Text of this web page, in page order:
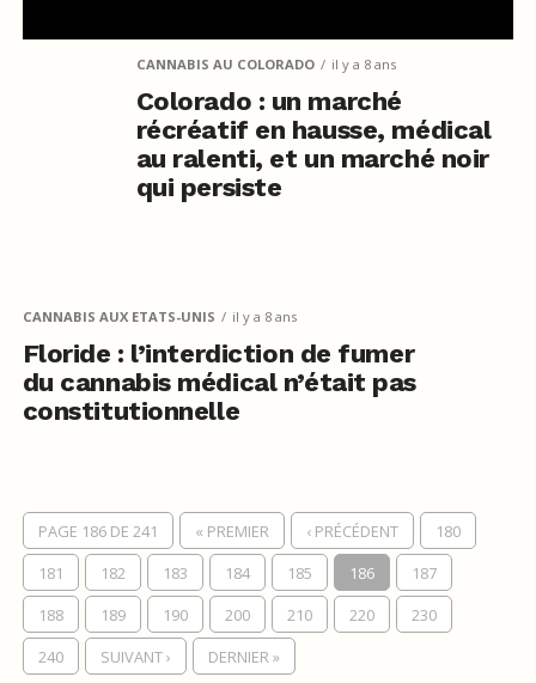
CANNABIS AU COLORADO il y a 8 ans
Colorado : un marché
récréatif en hausse, médical
au ralenti, et un marché noir
qui persiste
CANNABIS AUX ETATS-UNIS il y a 8 ans
Floride : l’interdiction de fumer
du cannabis médical n’était pas
constitutionnelle
PAGE 186 DE 241 « PREMIER ‹ PRÉCÉDENT
180
181
182 183 184 185 186
187
188
189 190 200 210 220
230
240
SUIVANT › DERNIER »